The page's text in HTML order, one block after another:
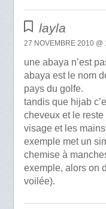
layla
27 NOVEMBRE 2010 @
une abaya n’est
abaya est le nom
pays du golfe.
tandis que hijab
cheveux et le
visage et les
exemple met un
chemise à
exemple, alors on
voilée).